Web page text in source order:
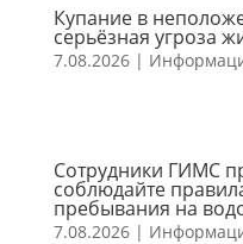
Купание в
серьёзная угроза
7.08.2026|
Сотрудники ГИМС
соблюдайте
пребывания на
7.08.2026|